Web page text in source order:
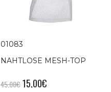
01083
NAHTLOSE MESH-TOP
45,00€ 15,00€